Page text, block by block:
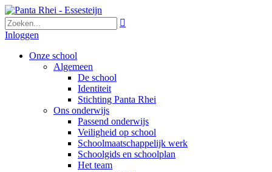

Inloggen
Onze school
Algemeen
De school
Identiteit
Stichting Panta Rhei
Ons onderwijs
Passend onderwijs
Veiligheid op school
Schoolmaatschappelijk werk
Schoolgids en schoolplan
Het team